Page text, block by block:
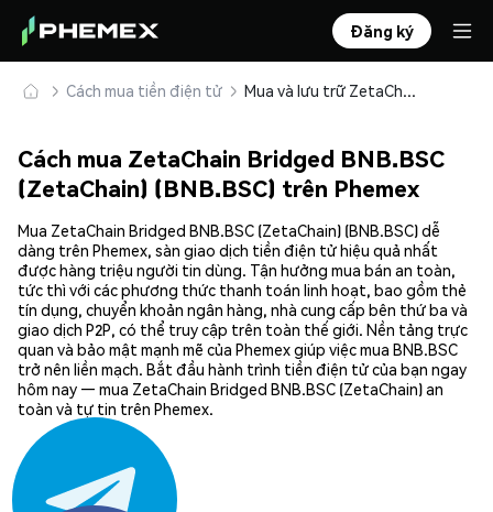
Đăng ký
Cách mua tiền điện tử Mua và lưu trữ ZetaChain Bridged BNB.BSC (ZetaChain) (BNB.BSC) an toàn
Cách mua ZetaChain Bridged BNB.BSC
(ZetaChain) (BNB.BSC) trên Phemex
Mua ZetaChain Bridged BNB.BSC (ZetaChain) (BNB.BSC) dễ
dàng trên Phemex, sàn giao dịch tiền điện tử hiệu quả nhất
được hàng triệu người tin dùng. Tận hưởng mua bán an toàn,
tức thì với các phương thức thanh toán linh hoạt, bao gồm thẻ
tín dụng, chuyển khoản ngân hàng, nhà cung cấp bên thứ ba và
giao dịch P2P, có thể truy cập trên toàn thế giới. Nền tảng trực
quan và bảo mật mạnh mẽ của Phemex giúp việc mua BNB.BSC
trở nên liền mạch. Bắt đầu hành trình tiền điện tử của bạn ngay
hôm nay — mua ZetaChain Bridged BNB.BSC (ZetaChain) an
toàn và tự tin trên Phemex.